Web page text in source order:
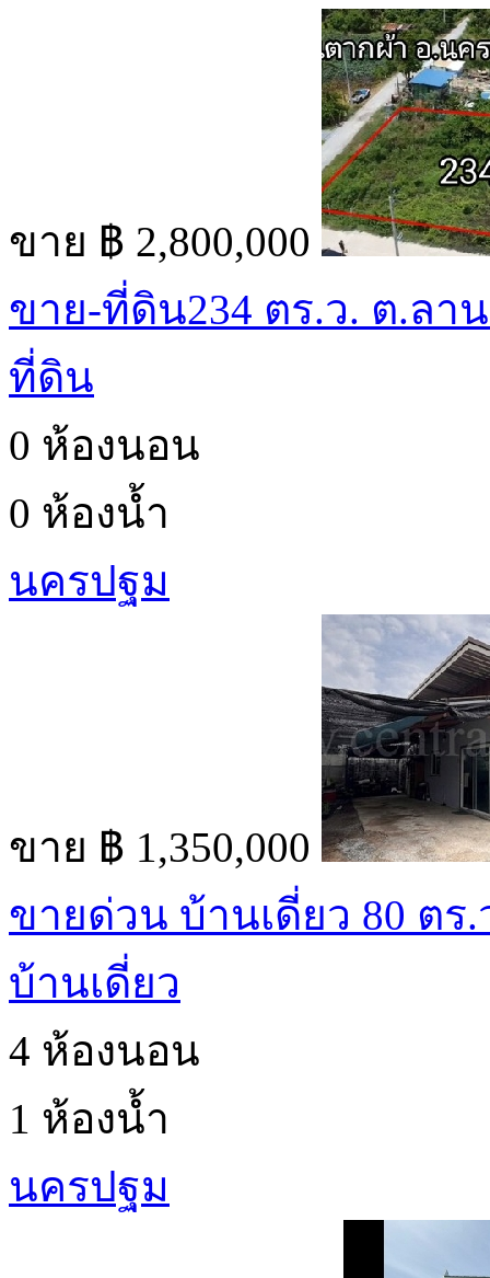
ขาย ฿ 2,800,000
ขาย-ที่ดิน234 ตร.ว. ต.ล
ที่ดิน
0 ห้องนอน
0 ห้องน้ำ
นครปฐม
ขาย ฿ 1,350,000
ขายด่วน บ้านเดี่ยว 80 ตร
บ้านเดี่ยว
4 ห้องนอน
1 ห้องน้ำ
นครปฐม